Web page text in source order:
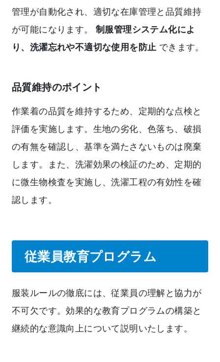
管理が自動化され、適切な在庫管理と品質維持
が可能になります。 制服管理システム化によ
り、洗濯忘れや不適切な使用を防止 できます。
品質維持のポイント
作業着の品質を維持するため、定期的な点検と
評価を実施します。生地の劣化、色落ち、破損
の有無を確認し、基準を満たさないものは廃棄
します。また、洗濯効果の検証のため、定期的
に微生物検査を実施し、洗濯工程の有効性を確
認します。
従業員教育プログラム
服装ルールの徹底には、従業員の理解と協力が
不可欠です。効果的な教育プログラムの構築と
継続的な意識向上について説明いたします。